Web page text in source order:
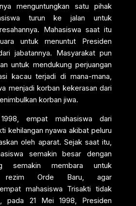
menguntungkan satu pihak
turun ke jalan untuk
Mahasiswa saat itu
untuk menuntut Presiden
jabatannya. Masyarakat pun
untuk mendukung perjuangan
kacau terjadi di mana-mana,
menjadi korban kekerasan dari
korban jiwa.
empat mahasiswa dari
kehilangan nyawa akibat peluru
oleh aparat. Sejak saat itu,
semakin besar dengan
semakin membara untuk
rezim Orde Baru, agar
mahasiswa Trisakti tidak
pada 21 Mei 1998, Presiden